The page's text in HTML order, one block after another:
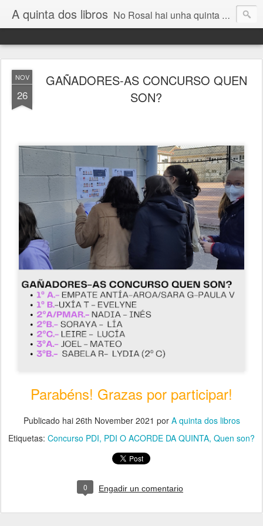
A quinta dos libros No Rosal hai unha quinta diferente. Nela seméntanse letras e sons. Co tempo, agroman palabras, música, historias...
NOV
26
GAÑADORES-AS CONCURSO QUEN
SON?
Parabéns! Grazas por participar!
Publicado hai 26th November 2021 por A quinta dos libros
Etiquetas: Concurso PDI PDI O ACORDE DA QUINTA Quen son?
0 Engadir un comentario